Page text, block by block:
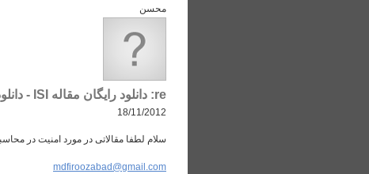
محسن
re: دانلود رایگان مقاله ISI - دانلود مقاله علمی از IEEE Sciencedirect Springer JSTOR ACS و ...
18/11/2012
سلام لطفا مقالاتی در مورد امنیت در
mdfiroozabad@gmail.com